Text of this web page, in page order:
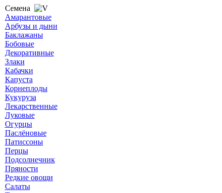
Семена
Амарантовые
Арбузы и дыни
Баклажаны
Бобовые
Декоративные
Злаки
Кабачки
Капуста
Корнеплоды
Кукуруза
Лекарственные
Луковые
Огурцы
Паслёновые
Патиссоны
Перцы
Подсолнечник
Пряности
Редкие овощи
Салаты